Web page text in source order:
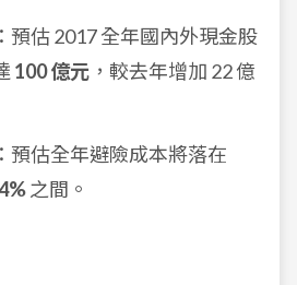
：預估 2017 全年國內外現金股
100 億元 ，較去年增加 22 億
：預估全年避險成本將落在
之間。